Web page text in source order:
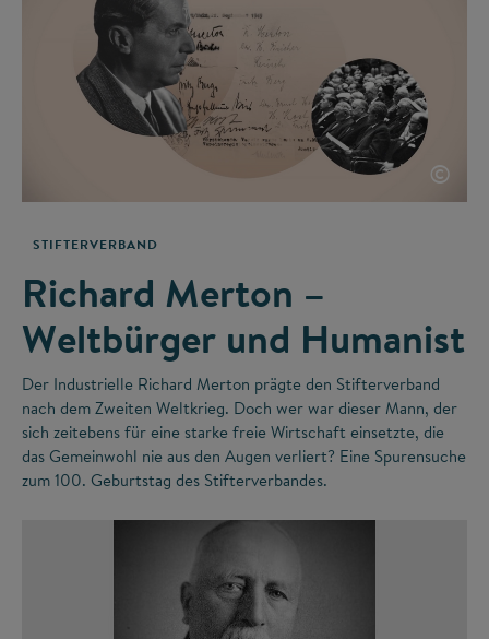
©
STIFTERVERBAND
Richard Merton –
Weltbürger und Humanist
Der Industrielle Richard Merton prägte den Stifterverband
nach dem Zweiten Weltkrieg. Doch wer war dieser Mann, der
sich zeitebens für eine starke freie Wirtschaft einsetzte, die
das Gemeinwohl nie aus den Augen verliert? Eine Spurensuche
zum 100. Geburtstag des Stifterverbandes.